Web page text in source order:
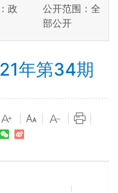
政
公开范围：全
部公开
年第34期